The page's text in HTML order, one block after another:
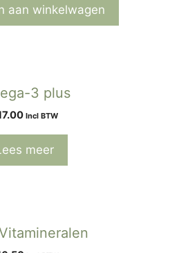
aan winkelwagen
3 plus
Incl BTW
meer